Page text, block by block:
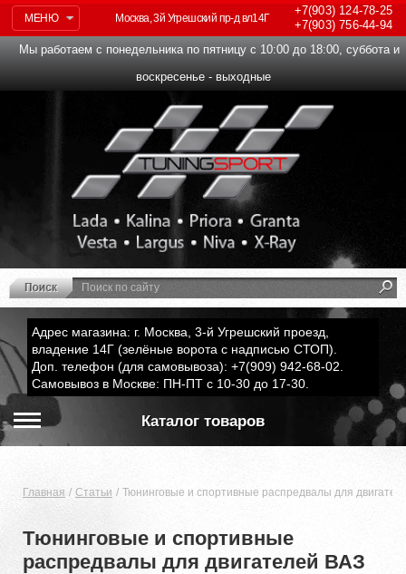
МЕНЮ
+7(903)124-78-25
+7(903)756-44-94
Москва, 3й Угрешский пр-д вл14Г
Мы работаем с понедельника по пятницу с 10:00 до 18:00, суббота и
воскресенье - выходные
Адрес магазина: г. Москва, 3-й Угрешский проезд,
владение 14Г (зелёные ворота с надписью СТОП).
Доп. телефон (для самовывоза): +7(909) 942-68-02.
Самовывоз в Москве: ПН-ПТ с 10-30 до 17-30.
Каталог товаров
Главная Статьи Тюнинговые и спортивные распредвалы для
Тюнинговые и спортивные
распредвалы для двигателей ВАЗ